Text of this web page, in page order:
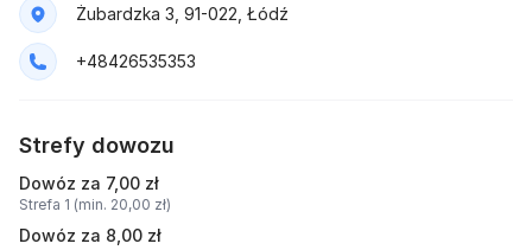
Żubardzka 3, 91-022, Łódź
+48426535353
Strefy dowozu
Dowóz za 7,00 zł
Strefa 1 (min. 20,00 zł)
Dowóz za 8,00 zł